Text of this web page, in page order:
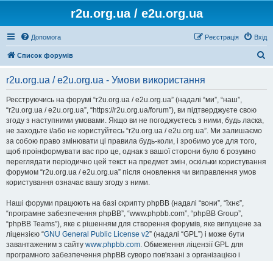
r2u.org.ua / e2u.org.ua
Допомога Вхід
Реєстрація
Список форумів
r2u.org.ua / e2u.org.ua - Умови використання
Реєструючись на форумі “r2u.org.ua / e2u.org.ua” (надалі “ми”, “наш”,
“r2u.org.ua / e2u.org.ua”, “https://r2u.org.ua/forum”), ви підтверджуєте свою
згоду з наступними умовами. Якщо ви не погоджуєтесь з ними, будь ласка,
не заходьте і/або не користуйтесь “r2u.org.ua / e2u.org.ua”. Ми залишаємо
за собою право змінювати ці правила будь-коли, і зробимо усе для того,
щоб проінформувати вас про це, однак з вашої сторони було б розумно
переглядати періодично цей текст на предмет змін, оскільки користування
форумом “r2u.org.ua / e2u.org.ua” після оновлення чи виправлення умов
користування означає вашу згоду з ними.
Наші форуми працюють на базі скрипту phpBB (надалі “вони”, “їхнє”,
“програмне забезпечення phpBB”, “www.phpbb.com”, “phpBB Group”,
“phpBB Teams”), яке є рішенням для створення форумів, яке випущене за
ліцензією “GNU General Public License v2” (надалі “GPL”) і може бути
завантаженим з сайту www.phpbb.com. Обмеження ліцензії GPL для
програмного забезпечення phpBB суворо пов'язані з організацією і